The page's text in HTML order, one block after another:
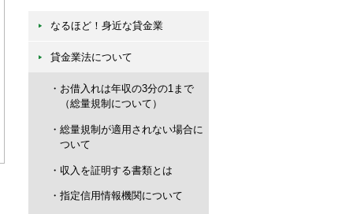
なるほど！身近な貸金業
貸金業法について
お借入れは年収の3分の1まで
（総量規制について）
総量規制が適用されない場合に
ついて
収入を証明する書類とは
指定信用情報機関について